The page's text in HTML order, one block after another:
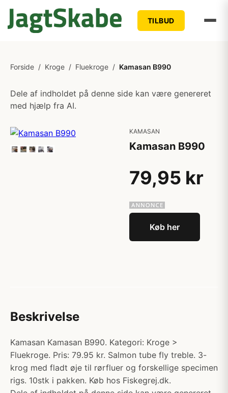
TILBUD
Forside / Kroge / Fluekroge / Kamasan B990
Dele af indholdet på denne side kan være genereret
med hjælp fra AI.
KAMASAN
Kamasan B990
79,95 kr
Køb her
Beskrivelse
Kamasan Kamasan B990. Kategori: Kroge >
Fluekroge. Pris: 79.95 kr. Salmon tube fly treble. 3-
krog med fladt øje til rørfluer og forskellige specimen
rigs. 10stk i pakken. Køb hos Fiskegrej.dk.